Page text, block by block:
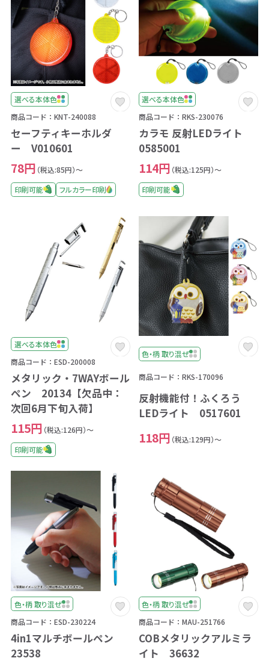
選べる本体色
商品コード：KNT-240088
セーフティキーホルダ
ー V010601
78円 （税込:85円）～
印刷可能
フルカラー印刷
選べる本体色
商品コード：RKS-230076
カラモ 反射LEDライト
0585001
114円 （税込:125円）～
印刷可能
選べる本体色
商品コード：ESD-200008
メタリック・7WAYボール
ペン 20134【欠品中：
次回6月下旬入荷】
115円 （税込:126円）～
印刷可能
色・柄 取り混ぜ
商品コード：RKS-170096
反射機能付！ふくろう
LEDライト 0517601
118円 （税込:129円）～
色・柄 取り混ぜ
商品コード：ESD-230224
4in1マルチボールペン
23538
色・柄 取り混ぜ
商品コード：MAU-251766
COBメタリックアルミラ
イト 36632